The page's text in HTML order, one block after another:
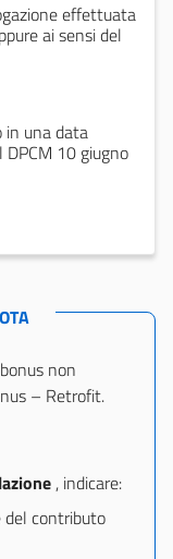
effettuata
ai sensi del
in una data
DPCM 10 giugno
non
– Retrofit.
, indicare:
del contributo